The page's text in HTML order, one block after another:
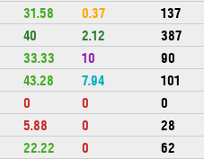
31.58 0.37 137
40 2.12 387
33.33 10 90
43.28 7.94 101
0 0 0
5.88 0 28
22.22 0 62